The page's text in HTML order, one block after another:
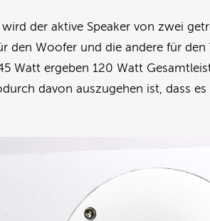
der aktive Speaker von zwei
den Woofer und die andere für
Watt ergeben 120 Watt
davon auszugehen ist, dass